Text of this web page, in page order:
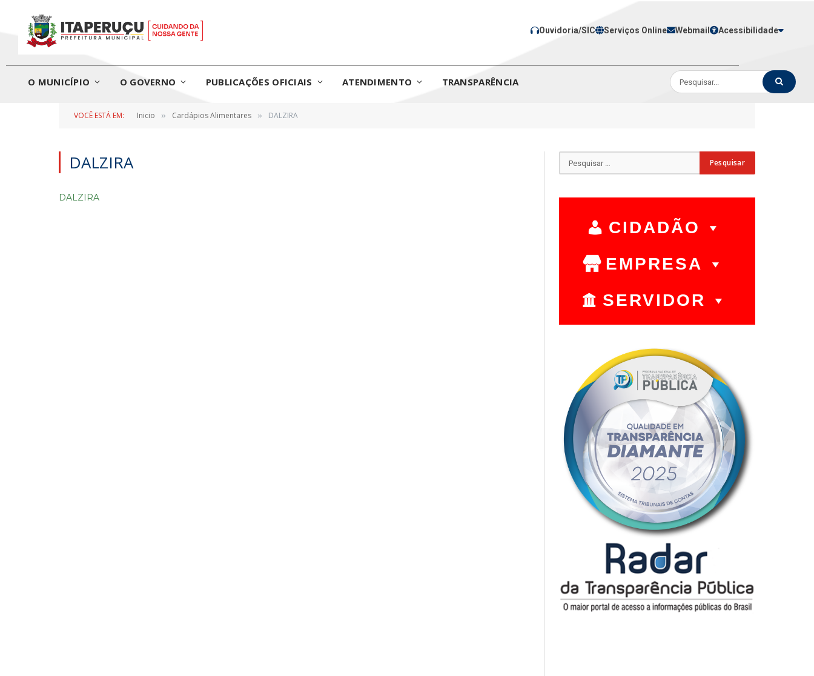
Ouvidoria/SIC Serviços Online Webmail Acessibilidade
O MUNICÍPIO O GOVERNO PUBLICAÇÕES OFICIAIS ATENDIMENTO TRANSPARÊNCIA
VOCÊ ESTÁ EM: Inicio » Cardápios Alimentares » DALZIRA
DALZIRA
DALZIRA
CIDADÃO
EMPRESA
SERVIDOR